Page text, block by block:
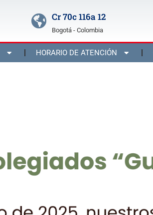
Cr 70c 116a 12
Bogotá - Colombia
HORARIO DE ATENCIÓN